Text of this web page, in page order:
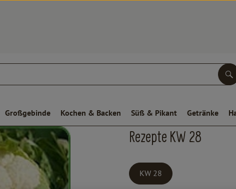
Großgebinde Kochen & Backen Süß & Pikant Getränke
Rezepte KW 28
KW 28